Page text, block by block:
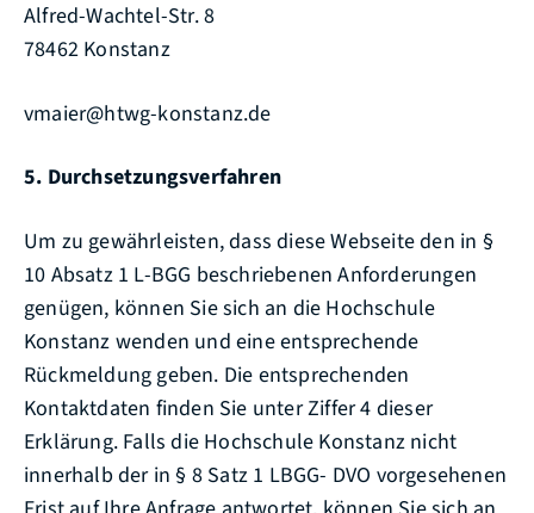
Alfred-Wachtel-Str. 8
78462 Konstanz
vmaier@htwg-konstanz.de
5. Durchsetzungsverfahren
Um zu gewährleisten, dass diese Webseite den in §
10 Absatz 1 L-BGG beschriebenen Anforderungen
genügen, können Sie sich an die Hochschule
Konstanz wenden und eine entsprechende
Rückmeldung geben. Die entsprechenden
Kontaktdaten finden Sie unter Ziffer 4 dieser
Erklärung. Falls die Hochschule Konstanz nicht
innerhalb der in § 8 Satz 1 LBGG- DVO vorgesehenen